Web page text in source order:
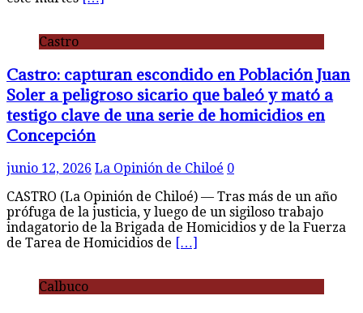
Castro
Castro: capturan escondido en Población Juan
Soler a peligroso sicario que baleó y mató a
testigo clave de una serie de homicidios en
Concepción
junio 12, 2026 La Opinión de Chiloé 0
CASTRO (La Opinión de Chiloé) — Tras más de un año
prófuga de la justicia, y luego de un sigiloso trabajo
indagatorio de la Brigada de Homicidios y de la Fuerza
de Tarea de Homicidios de […]
Calbuco